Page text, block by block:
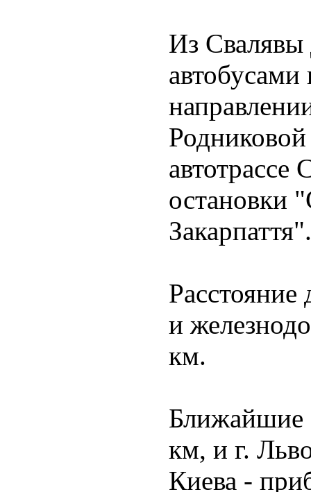
Из Свалявы
остановки
Закарпаття".
Расстояние
и
км.
Ближайшие
км, и г.
Киева -